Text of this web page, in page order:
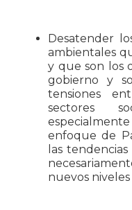
Desatender
ambientales
y que son los
gobierno y
tensiones
sectores
enfoque de
las
nuevos